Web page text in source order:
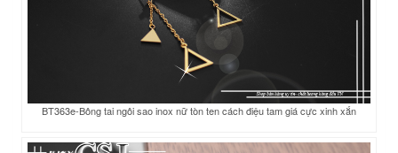
BT363e-Bông tai ngôi sao inox nữ tòn ten cách điệu tam giá cực xinh xắn